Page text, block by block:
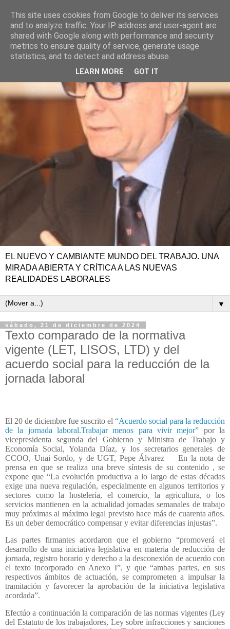
EL NUEVO Y CAMBIANTE MUNDO DEL TRABAJO. UNA
MIRADA ABIERTA Y CRÍTICA A LAS NUEVAS
REALIDADES LABORALES
▼
sábado, 21 de diciembre de 2024
Texto comparado de la normativa
vigente (LET, LISOS, LTD) y del
acuerdo social para la reducción de la
jornada laboral
El 20 de diciembre fue suscrito el “Acuerdo social para la reducción
de la jornada laboral.Trabajar menos para vivir mejor” por la
vicepresidenta segunda del Gobierno y Ministra de Trabajo y
Economía Social, Yolanda Díaz, y los secretarios generales de
CCOO, Unai Sordo, y de UGT, Pepe Álvarez
En la nota de
prensa en que se realiza una breve síntesis de su contenido , se
expone que “La evolución productiva a lo largo de estas décadas
exige una nueva regulación, especialmente en algunos territorios y
sectores como la hostelería, el comercio, la agricultura, o los
servicios mantienen en la actualidad jornadas semanales de trabajo
muy próximas al máximo legal previsto hace más de cuarenta años.
Es un deber democrático compensar y evitar diferencias injustas”.
Las partes firmantes acordaron que el gobierno “promoverá el
desarrollo de una iniciativa legislativa en materia de reducción de
jornada, registro horario y derecho a la desconexión de acuerdo con
el texto incorporado en Anexo I”, y que “ambas partes, en sus
respectivos ámbitos de actuación, se comprometen a impulsar la
tramitación y favorecer la aprobación de la iniciativa legislativa
acordada”.
Efectúo a continuación la comparación de las normas vigentes (Ley
del Estatuto de los trabajadores, Ley sobre infracciones y sanciones
This site uses cookies from Google to deliver its services
and to analyze traffic. Your IP address and user-agent are
shared with Google along with performance and security
metrics to ensure quality of service, generate usage
statistics, and to detect and address abuse.
LEARN MORE GOT IT